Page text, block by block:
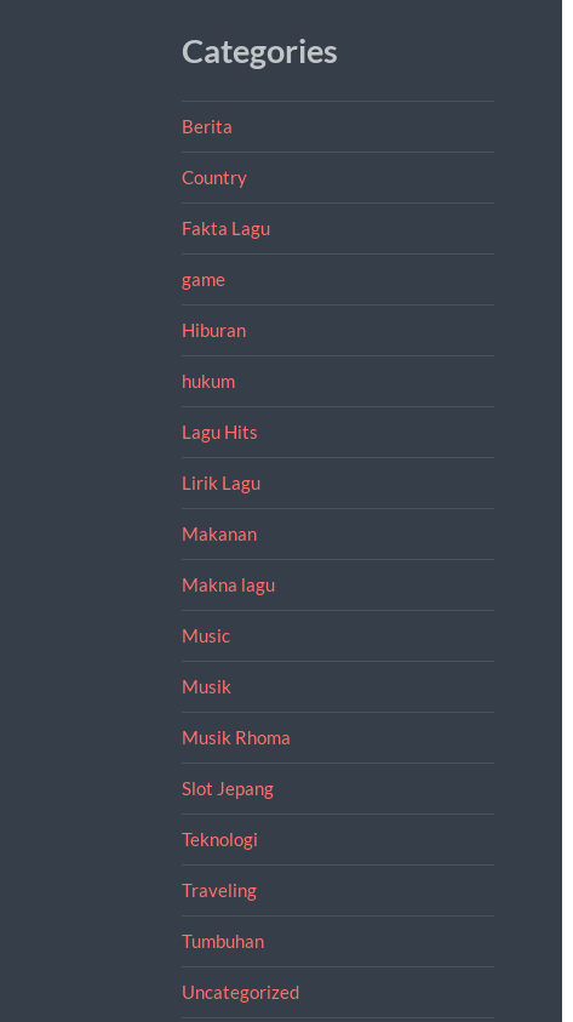
Categories
Berita
Country
Fakta Lagu
game
Hiburan
hukum
Lagu Hits
Lirik Lagu
Makanan
Makna lagu
Music
Musik
Musik Rhoma
Slot Jepang
Teknologi
Traveling
Tumbuhan
Uncategorized